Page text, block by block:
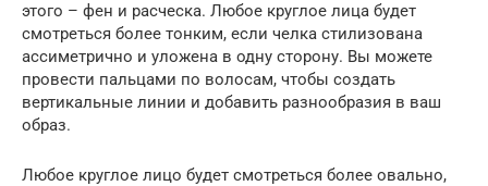
этого – фен и расческа. Любое круглое лица будет
смотреться более тонким, если челка стилизована
ассиметрично и уложена в одну сторону. Вы можете
провести пальцами по волосам, чтобы создать
вертикальные линии и добавить разнообразия в ваш
образ.
Любое круглое лицо будет смотреться более овально,